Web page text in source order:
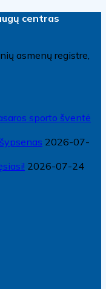
centras
asmenų registre,
sporto šventė
2026-07-
2026-07-24